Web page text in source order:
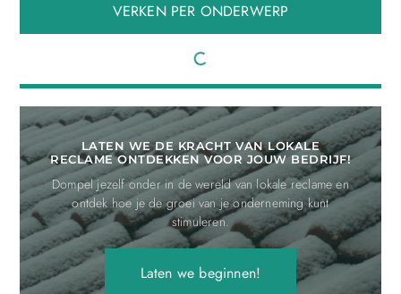
VERKEN PER ONDERWERP
LATEN WE DE KRACHT VAN LOKALE
RECLAME ONTDEKKEN VOOR JOUW BEDRIJF!
Dompel jezelf onder in de wereld van lokale reclame en
ontdek hoe je de groei van je onderneming kunt
stimuleren.
Laten we beginnen!